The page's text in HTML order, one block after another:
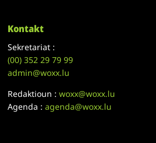
Kontakt
Sekretariat :
(00)352 29 79 99
admin@woxx.lu
Redaktioun :woxx@woxx.lu
Agenda :agenda@woxx.lu